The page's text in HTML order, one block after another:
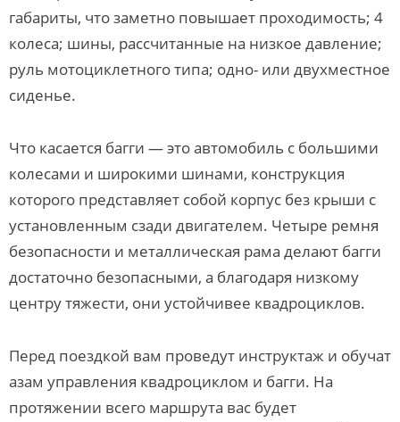
габариты, что заметно повышает проходимость; 4
колеса; шины, рассчитанные на низкое давление;
руль мотоциклетного типа; одно- или двухместное
сиденье.
Что касается багги — это автомобиль с большими
колесами и широкими шинами, конструкция
которого представляет собой корпус без крыши с
установленным сзади двигателем. Четыре ремня
безопасности и металлическая рама делают багги
достаточно безопасными, а благодаря низкому
центру тяжести, они устойчивее квадроциклов.
Перед поездкой вам проведут инструктаж и обучат
азам управления квадроциклом и багги. На
протяжении всего маршрута вас будет